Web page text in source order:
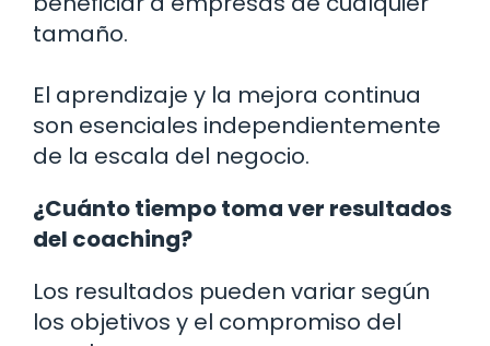
tamaño.
El aprendizaje y la mejora continua
son esenciales independientemente
de la escala del negocio.
¿Cuánto tiempo toma ver resultados
del coaching?
Los resultados pueden variar según
los objetivos y el compromiso del